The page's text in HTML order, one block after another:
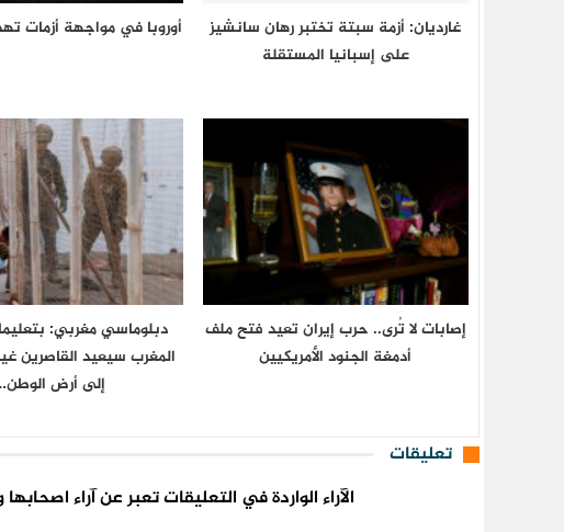
غارديان: أزمة سبتة تختبر رهان سانشيز
على إسبانيا المستقلة
أوروبا في مواجهة أزمات
إصابات لا تُرى.. حرب إيران تعيد فتح ملف
أدمغة الجنود الأمريكيين
دبلوماسي مغربي:
المغرب سيعيد القاصرين
إلى أرض
تعليقات
الآراء الواردة في التعليقات تعبر عن آراء